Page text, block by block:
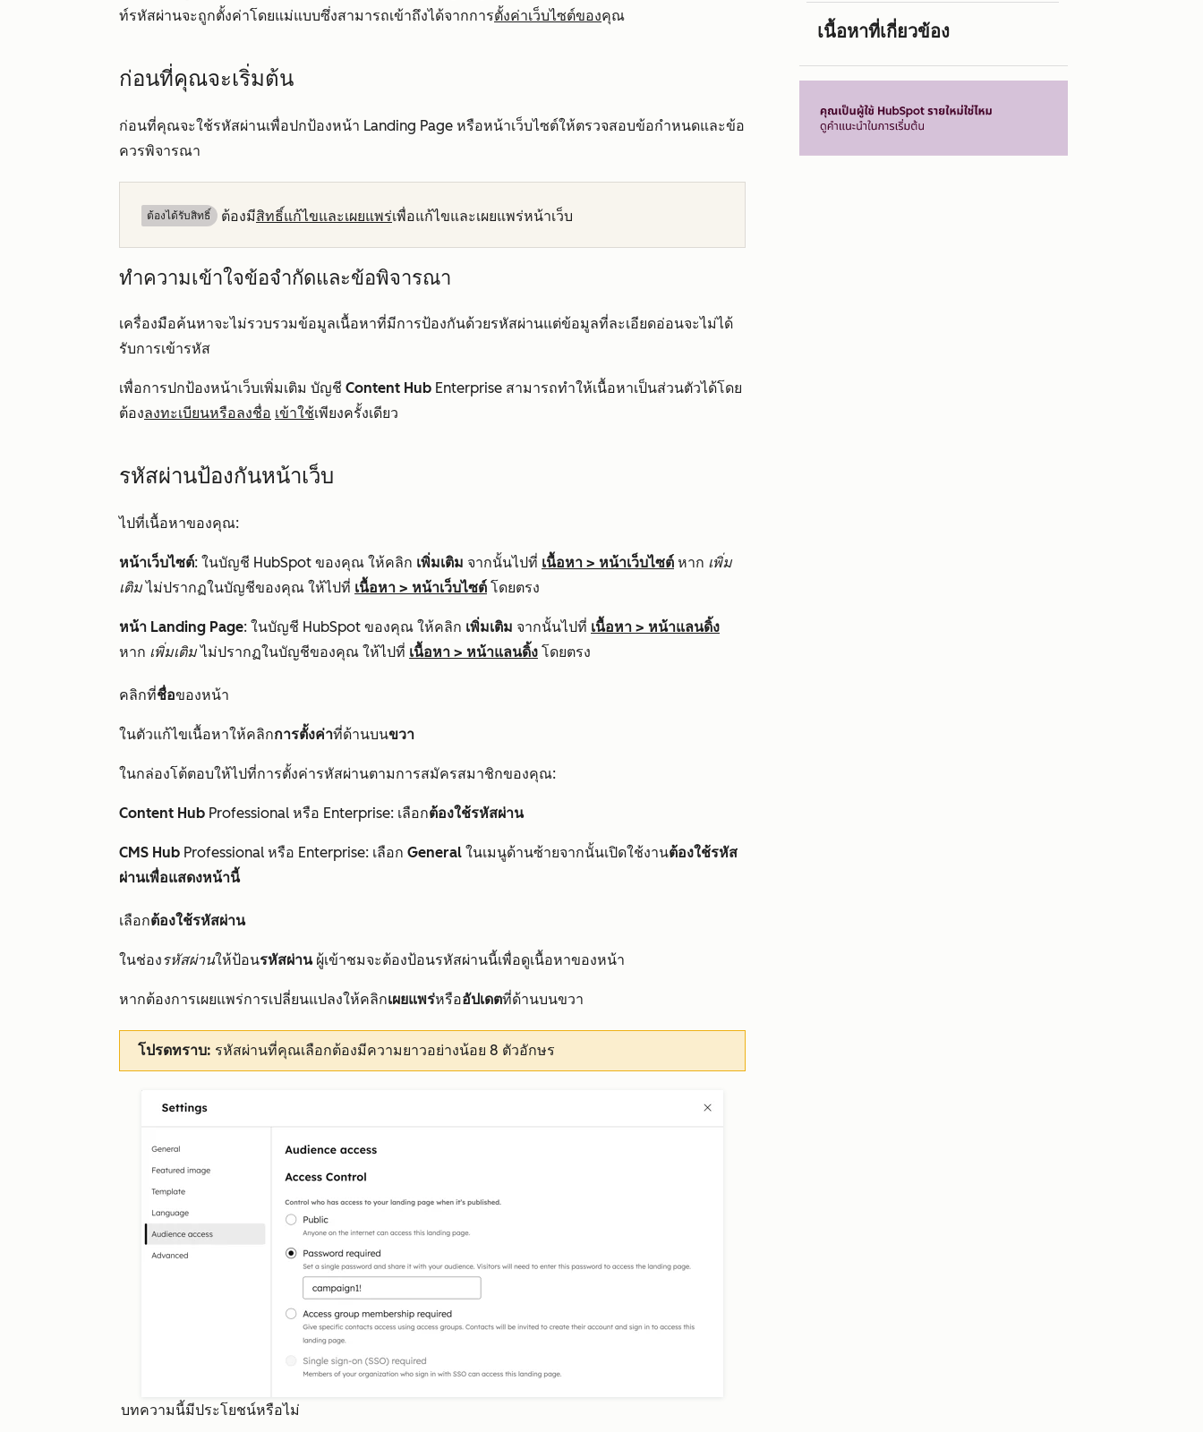
ท์รหัสผ่านจะถูกตั้งค่าโดยแม่แบบซึ่งสามารถเข้าถึงได้จากการตั้งค่าเว็บไซต์ของคุณ
ก่อนที่คุณจะเริ่มต้น
ก่อนที่คุณจะใช้รหัสผ่านเพื่อปกป้องหน้า Landing Page หรือหน้าเว็บไซต์ให้ตรวจสอบข้อกำหนดและข้อ
ควรพิจารณา
ต้องได้รับสิทธิ์​ ต้องมีสิทธิ์แก้ไขและเผยแพร่เพื่อแก้ไขและเผยแพร่หน้าเว็บ
ทำความเข้าใจข้อจำกัดและข้อพิจารณา
เครื่องมือค้นหาจะไม่รวบรวมข้อมูลเนื้อหาที่มีการป้องกันด้วยรหัสผ่านแต่ข้อมูลที่ละเอียดอ่อนจะไม่ได้
รับการเข้ารหัส
เพื่อการปกป้องหน้าเว็บเพิ่มเติม บัญชี Content Hub Enterprise สามารถทำให้เนื้อหาเป็นส่วนตัวได้โดย
ต้องลงทะเบียนหรือลงชื่อ เข้าใช้เพียงครั้งเดียว
รหัสผ่านป้องกันหน้าเว็บ
ไปที่เนื้อหาของคุณ:
หน้าเว็บไซต์: ในบัญชี HubSpot ของคุณ ให้คลิก เพิ่มเติม จากนั้นไปที่ เนื้อหา > หน้าเว็บไซต์ หาก เพิ่ม
เติมไม่ปรากฏในบัญชีของคุณ ให้ไปที่ เนื้อหา > หน้าเว็บไซต์ โดยตรง
หน้า Landing Page: ในบัญชี HubSpot ของคุณ ให้คลิก เพิ่มเติม จากนั้นไปที่ เนื้อหา > หน้าแลนดิ้ง
หาก เพิ่มเติมไม่ปรากฏในบัญชีของคุณ ให้ไปที่ เนื้อหา > หน้าแลนดิ้ง โดยตรง
คลิกที่ชื่อของหน้า
ในตัวแก้ไขเนื้อหาให้คลิกการตั้งค่าที่ด้านบนขวา
ในกล่องโต้ตอบให้ไปที่การตั้งค่ารหัสผ่านตามการสมัครสมาชิกของคุณ:
Content Hub Professional หรือ Enterprise: เลือกต้องใช้รหัสผ่าน
CMS Hub Professional หรือ Enterprise: เลือก General ในเมนูด้านซ้ายจากนั้นเปิดใช้งานต้องใช้รหัส
ผ่านเพื่อแสดงหน้านี้
เลือกต้องใช้รหัสผ่าน
ในช่องรหัสผ่านให้ป้อนรหัสผ่านผู้เข้าชมจะต้องป้อนรหัสผ่านนี้เพื่อดูเนื้อหาของหน้า
หากต้องการเผยแพร่การเปลี่ยนแปลงให้คลิกเผยแพร่หรืออัปเดตที่ด้านบนขวา
โปรดทราบ: รหัสผ่านที่คุณเลือกต้องมีความยาวอย่างน้อย 8 ตัวอักษร
บทความนี้มีประโยชน์หรือไม่
เนื้อหาที่เกี่ยวข้อง